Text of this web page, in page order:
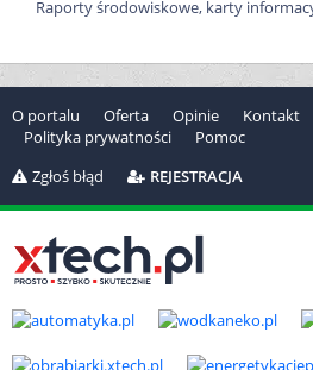
Raporty środowiskowe, karty
O portalu Oferta Opinie Kontakt
Polityka prywatności
Pomoc
Zgłoś błąd
REJESTRACJA